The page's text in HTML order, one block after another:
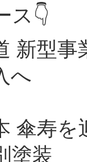
ス👇
新型
へ
傘寿
塗装